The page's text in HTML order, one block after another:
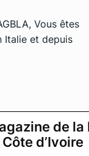
Vous êtes
Italie et depuis
de
d’Ivoire